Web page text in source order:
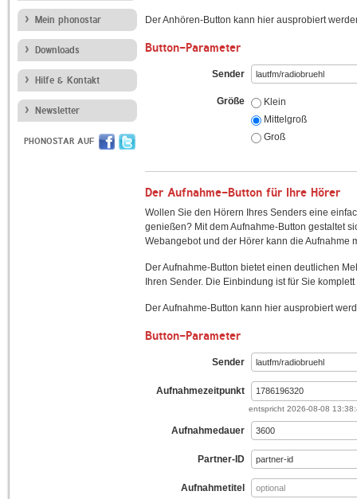
Mein phonostar
Downloads
Hilfe & Kontakt
Newsletter
PHONOSTAR AUF
Der Anhören-Button kann hier ausprobiert
Button-Parameter
Sender
Größe
Klein
Mittelgroß
Groß
Der Aufnahme-Button für Ihre Hörer
Wollen Sie den Hörern Ihres Senders eine
genießen? Mit dem Aufnahme-Button gestaltet
Webangebot und der Hörer kann die Aufnahme
Der Aufnahme-Button bietet einen deutlichen
Ihren Sender. Die Einbindung ist für Sie
Der Aufnahme-Button kann hier ausprobiert
Button-Parameter
Sender
Aufnahmezeitpunkt
entspricht 2026-08-08
Aufnahmedauer
Partner-ID
Aufnahmetitel